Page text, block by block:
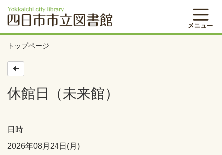
トップページ
休館日（未来館）
日時
2026年08月24日(月)